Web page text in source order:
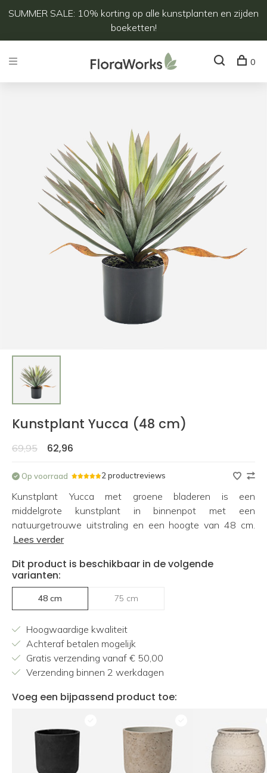
SUMMER SALE: 10% korting op alle kunstplanten en zijden
boeketten!
0
Kunstplant Yucca (48 cm)
69,95 62,96
Op voorraad 2 productreviews
Kunstplant Yucca met groene bladeren is een
middelgrote kunstplant in binnenpot met een
natuurgetrouwe uitstraling en een hoogte van 48 cm.
Lees verder
Dit product is beschikbaar in de volgende
varianten:
48 cm 75 cm
Hoogwaardige kwaliteit
Achteraf betalen mogelijk
Gratis verzending vanaf € 50,00
Verzending binnen 2 werkdagen
Voeg een bijpassend product toe: